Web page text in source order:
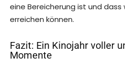
eine Bereicherung ist und
erreichen können.
Fazit: Ein Kinojahr voller
Momente